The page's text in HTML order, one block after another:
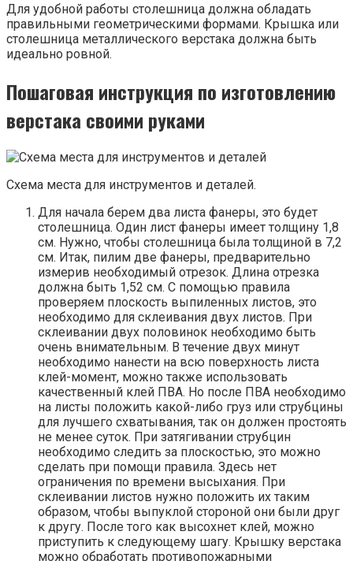
Для удобной работы столешница должна обладать
правильными геометрическими формами. Крышка или
столешница металлического верстака должна быть
идеально ровной.
Пошаговая инструкция по изготовлению
верстака своими руками
Схема места для инструментов и деталей.
Для начала берем два листа фанеры, это будет
столешница. Один лист фанеры имеет толщину 1,8
см. Нужно, чтобы столешница была толщиной в 7,2
см. Итак, пилим две фанеры, предварительно
измерив необходимый отрезок. Длина отрезка
должна быть 1,52 см. С помощью правила
проверяем плоскость выпиленных листов, это
необходимо для склеивания двух листов. При
склеивании двух половинок необходимо быть
очень внимательным. В течение двух минут
необходимо нанести на всю поверхность листа
клей-момент, можно также использовать
качественный клей ПВА. Но после ПВА необходимо
на листы положить какой-либо груз или струбцины
для лучшего схватывания, так он должен простоять
не менее суток. При затягивании струбцин
необходимо следить за плоскостью, это можно
сделать при помощи правила. Здесь нет
ограничения по времени высыхания. При
склеивании листов нужно положить их таким
образом, чтобы выпуклой стороной они были друг
к другу. После того как высохнет клей, можно
приступить к следующему шагу. Крышку верстака
можно обработать противопожарными